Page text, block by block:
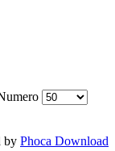
by Phoca Download